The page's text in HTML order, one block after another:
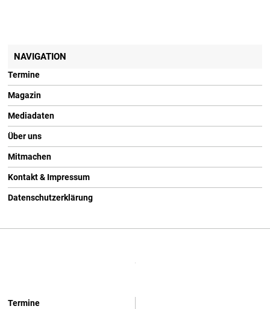
NAVIGATION
Termine
Magazin
Mediadaten
Über uns
Mitmachen
Kontakt & Impressum
Datenschutzerklärung
Termine